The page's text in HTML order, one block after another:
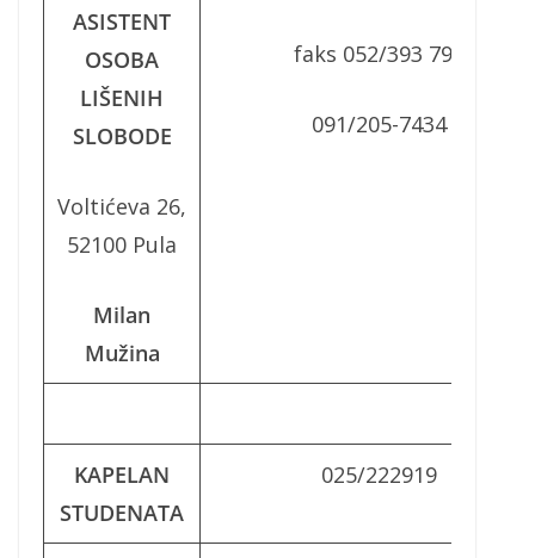
ASISTENT
OSOBA
LIŠENIH
SLOBODE
Voltićeva 26,
52100 Pula
Milan
Mužina
faks 052/393 790
091/205-7434
KAPELAN
STUDENATA
025/222919